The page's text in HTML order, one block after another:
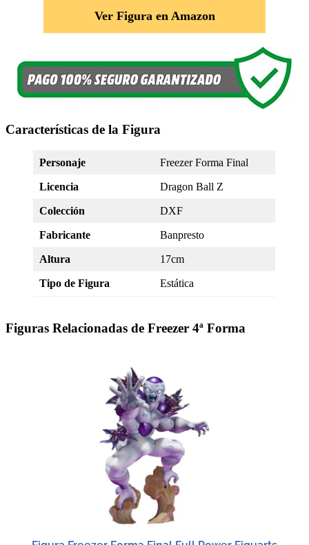
Ver Figura en Amazon
Características de la Figura
Personaje Freezer Forma Final
Licencia Dragon Ball Z
Colección DXF
Fabricante Banpresto
Altura 17cm
Tipo de Figura Estática
Figuras Relacionadas de Freezer 4ª Forma